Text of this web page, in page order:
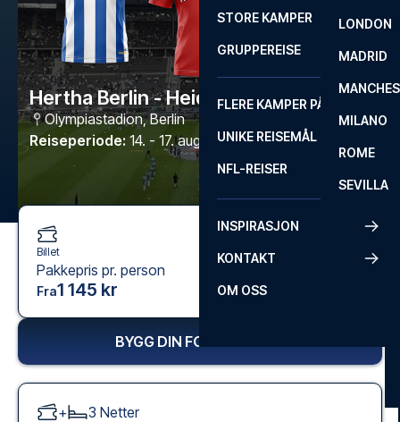
LONDON
MADRID
MILANO
ROME
SEVILLA
STORE KAMPER
GRUPPEREISE
FLERE KAMPER PÅ ÉN REISE
UNIKE REISEMÅL
NFL-REISER
INSPIRASJON
KONTAKT
OM OSS
Hertha Berlin - Heidenheim
Olympiastadion,Berlin
Reiseperiode: 14. - 17. aug. 2026
Billet
Pakkepris pr. person
Fra1 145 kr
BYGG DIN FOTBALLREISE
+ 3 Netter